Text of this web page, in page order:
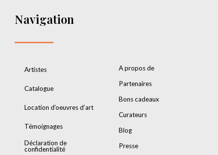
Navigation
Artistes
Catalogue
Location d’oeuvres d’art
Témoignages
Déclaration de
confidentialité
A propos de
Partenaires
Bons cadeaux
Curateurs
Blog
Presse